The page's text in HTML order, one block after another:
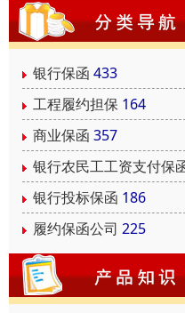
银行保函 433
工程履约担保 164
商业保函 357
银行农民工工资支付保
银行投标保函 186
履约保函公司 225